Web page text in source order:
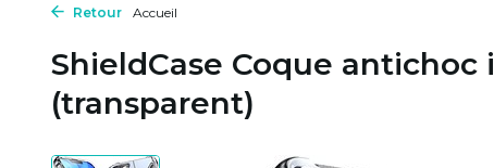
Retour Accueil
ShieldCase Coque antichoc
(transparent)